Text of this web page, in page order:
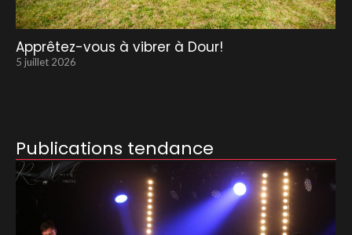
Apprêtez-vous à vibrer à Dour!
5 juillet 2026
Publications tendance